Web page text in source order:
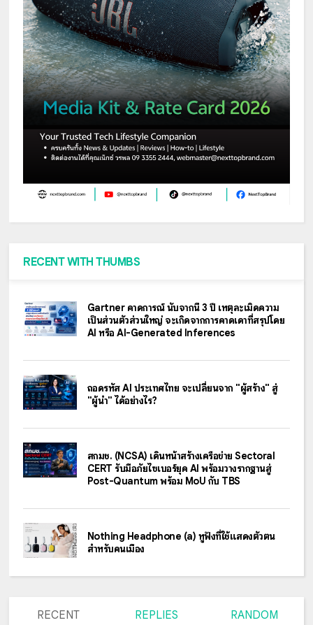
RECENT WITH THUMBS
Gartner คาดการณ์ นับจากนี้ 3 ปี เหตุละเมิดความ
เป็นส่วนตัวส่วนใหญ่ จะเกิดจากการคาดเดาที่สรุปโดย
AI หรือ AI-Generated Inferences
ถอดรหัส AI ประเทศไทย จะเปลี่ยนจาก "ผู้สร้าง" สู่
"ผู้นำ" ได้อย่างไร?
สกมช. (NCSA) เดินหน้าสร้างเครือข่าย Sectoral
CERT รับมือภัยไซเบอร์ยุค AI พร้อมวางรากฐานสู่
Post-Quantum พร้อม MoU กับ TBS
Nothing Headphone (a) หูฟังที่ใช้แสดงตัวตน
สำหรับคนเมือง
RECENT REPLIES RANDOM